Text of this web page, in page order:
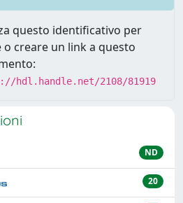
questo identificativo per
o creare un link a questo
hdl.handle.net/2108/81919
ND
20